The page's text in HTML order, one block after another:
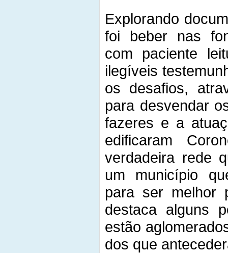
Explorando
foi beber nas
com paciente
ilegíveis
os desafios,
para desvendar
fazeres e a
edificaram
verdadeira rede
um município
para ser melhor
destaca alguns
estão
dos que